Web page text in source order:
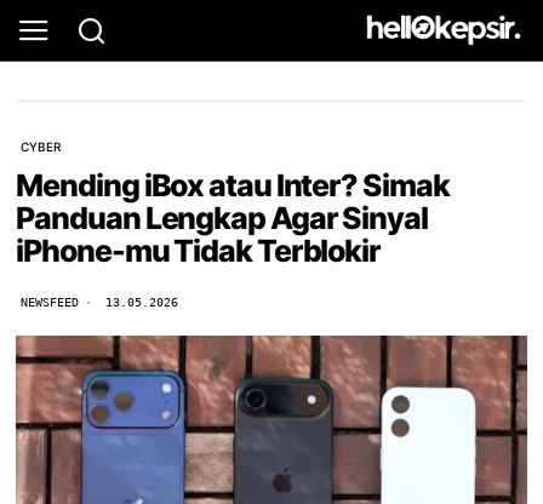
CYBER
Mending iBox atau Inter? Simak
Panduan Lengkap Agar Sinyal
iPhone-mu Tidak Terblokir
NEWSFEED 13.05.2026